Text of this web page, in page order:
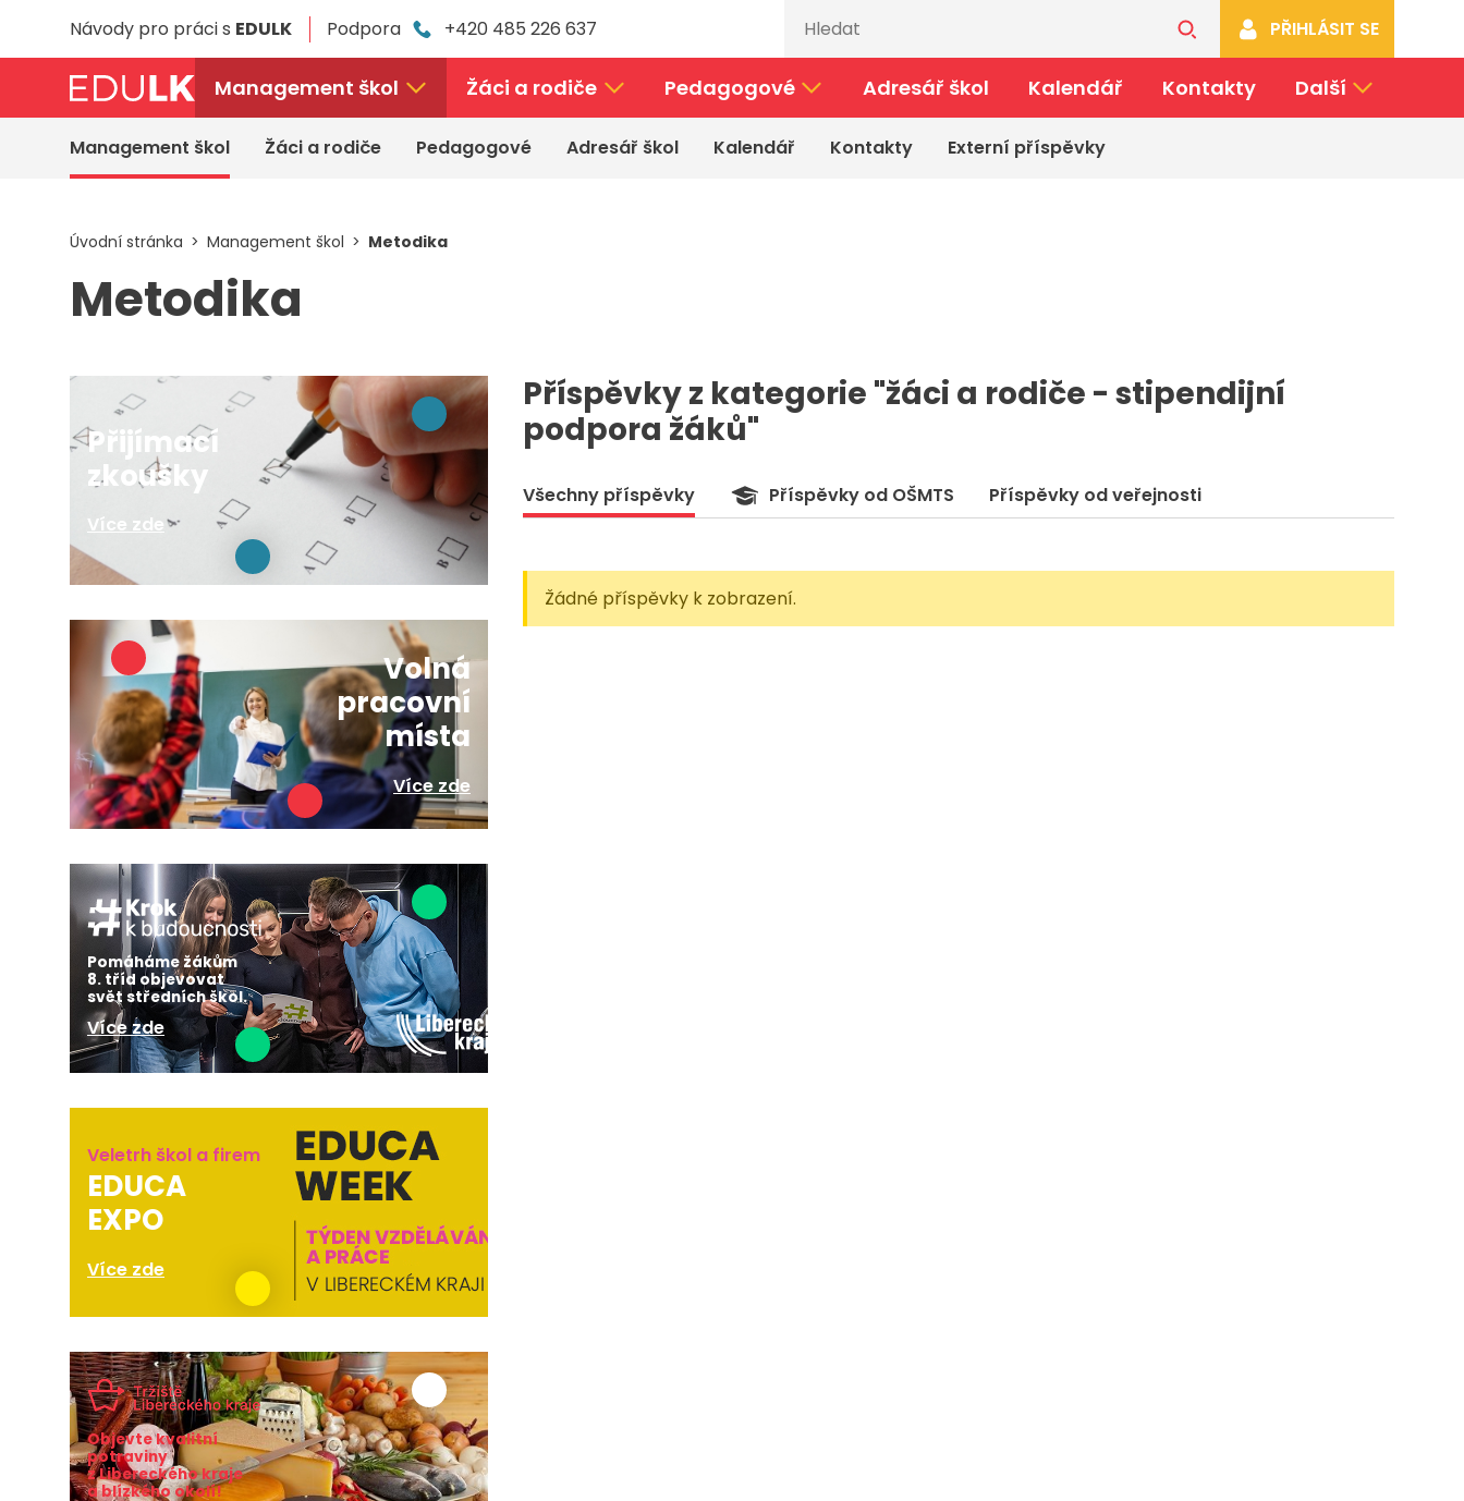
Návody pro práci s EDULK Podpora +420 485 226 637 PŘIHLÁSIT SE
Management škol Žáci a rodiče Pedagogové Adresář škol Kalendář Kontakty Další
Management škol Žáci a rodiče Pedagogové Adresář škol Kalendář Kontakty Externí příspěvky
Úvodní stránka Management škol Metodika
Metodika
Příspěvky z kategorie "žáci a rodiče - stipendijní
podpora žáků"
Všechny příspěvky Příspěvky od OŠMTS Příspěvky od veřejnosti
Žádné příspěvky k zobrazení.
Přijímací
zkoušky
Více zde
Volná
pracovní
místa
Více zde
Pomáháme žákům
8. tříd objevovat
svět středních škol.
Více zde
Veletrh škol a firem
EDUCA
EXPO
Více zde
Objevte kvalitní
potraviny
z Libereckého kraje
a blízkého okolí!